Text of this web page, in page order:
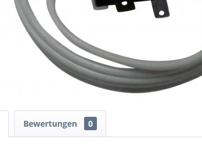
Bewertungen 0